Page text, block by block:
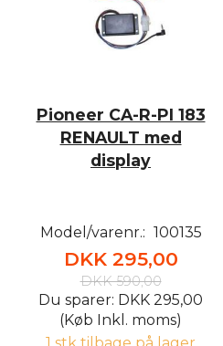
Pioneer CA-R-PI 183
RENAULT med
display
Model/varenr.: 100135
DKK 295,00
DKK 590,00
Du sparer: DKK 295,00
(Køb Inkl. moms)